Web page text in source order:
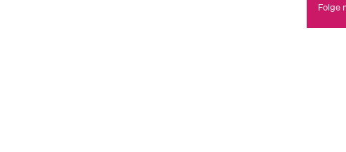
Folge